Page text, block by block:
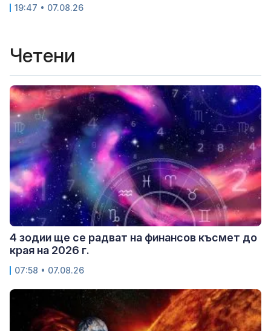
19:47 • 07.08.26
Четени
4 зодии ще се радват на финансов късмет до
края на 2026 г.
07:58 • 07.08.26